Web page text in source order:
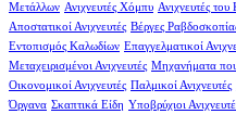
Μετάλλων Ανιχνευτές Χόμπυ Ανιχνευτές
Αποστατικοί Ανιχνευτές Βέργες
Εντοπισμός Καλωδίων Επαγγελματικοί
Μεταχειρισμένοι Ανιχνευτές Μηχανήματα
Οικονομικοί Ανιχνευτές Παλμικοί Ανιχνευτές
Όργανα Σκαπτικά Είδη Υποβρύχιοι